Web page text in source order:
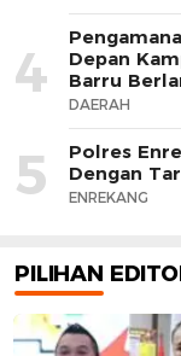
4
Depan
Barru
DAERAH
5
Polres
Dengan
ENREKANG
PILIHAN